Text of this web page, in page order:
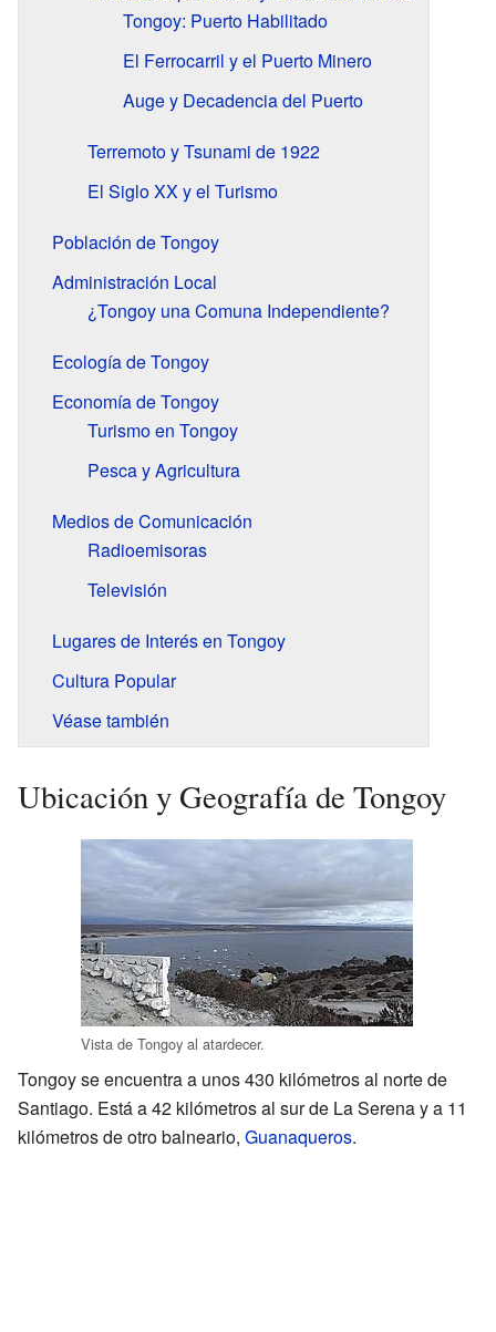
Tongoy: Puerto Habilitado
El Ferrocarril y el Puerto Minero
Auge y Decadencia del Puerto
Terremoto y Tsunami de 1922
El Siglo XX y el Turismo
Población de Tongoy
Administración Local
¿Tongoy una Comuna Independiente?
Ecología de Tongoy
Economía de Tongoy
Turismo en Tongoy
Pesca y Agricultura
Medios de Comunicación
Radioemisoras
Televisión
Lugares de Interés en Tongoy
Cultura Popular
Véase también
Ubicación y Geografía de Tongoy
Vista de Tongoy al atardecer.
Tongoy se encuentra a unos 430 kilómetros al norte de
Santiago. Está a 42 kilómetros al sur de La Serena y a 11
kilómetros de otro balneario, Guanaqueros.